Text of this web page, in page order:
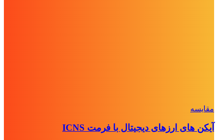
مقايسه
آیکن های ارزهای دیجیتال با فرمت ICNS